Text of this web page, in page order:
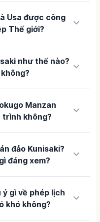
Usa được công
Thế giới?
keyboard_arrow_down
như thế nào? keyboard_arrow_down
Manzan
trình không?
keyboard_arrow_down
đảo Kunisaki?
đáng xem?
keyboard_arrow_down
gì về phép lịch
khó không?
keyboard_arrow_down